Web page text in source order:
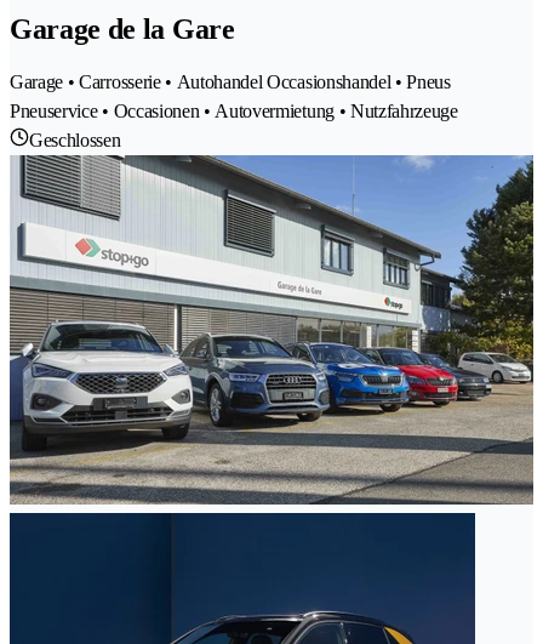
Garage de la Gare
Garage • Carrosserie • Autohandel Occasionshandel • Pneus
Pneuservice • Occasionen • Autovermietung • Nutzfahrzeuge
Geschlossen